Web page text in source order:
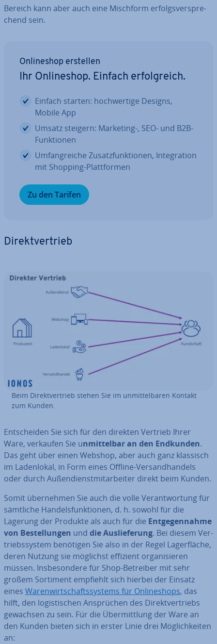
Bereich kann aber auch eine Mischform er­folgs­ver­spre­
chend sein.
On­line­shop erstellen
Ihr On­line­shop. Einfach er­folg­reich.
Einfach starten: hoch­wer­ti­ge Designs,
Mobile App
Umsatz steigern: Marketing-, SEO- und B2B-
Funk­tio­nen
Um­fang­rei­che Zu­satz­funk­tio­nen, In­te­gra­ti­on
mit Shopping-Platt­for­men
Zu den Tarifen
Di­rekt­ver­trieb
Beim Di­rekt­ver­trieb stehen Sie im un­mit­tel­ba­ren Kontakt
zum Kunden.
Ent­schei­den Sie sich für den direkten Vertrieb Ihrer
Ware, verkaufen Sie unmit­tel­bar an den Endkunden.
Das geht über einen Webshop, aber auch ganz klassisch
im La­den­lo­kal, in Form eines Offline-Ver­sand­han­dels
oder durch Au­ßen­dienst­mit­ar­bei­ter direkt beim Kunden.
Somit über­neh­men Sie auch die volle Ver­ant­wor­tung für
sämtliche Han­dels­funk­tio­nen, d. h. sowohl für die
Lagerung der Produkte als auch für die Ent­ge­gen­nah­me
von Be­stel­lun­gen und dieAus­lie­fe­rung. Bei diesem Ver­
triebs­sys­tem benötigen Sie also in der Regel La­ger­flä­che,
deren Nutzung sie möglichst effizient or­ga­ni­sie­ren
müssen. Ins­be­son­de­re für Shop-Betreiber mit sehr
großem Sortiment empfiehlt sich hierbei der Einsatz
eines Wa­ren­wirt­schafts­sys­tems für On­line­shops, das
hilft, den lo­gis­ti­schen An­sprü­chen des Di­rekt­ver­triebs
gewachsen zu sein. Für die Über­mitt­lung der Ware an
den Kunden bieten sich in erster Linie drei Mög­lich­kei­ten
an: